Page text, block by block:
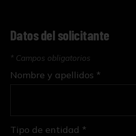
Datos del solicitante
* Campos obligatorios
Tipo de entidad *
Nombre y apellidos *